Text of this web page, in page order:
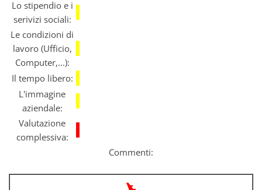
Lo stipendio e i
serivizi sociali:
Le condizioni di
lavoro (Ufficio,
Computer,...):
Il tempo libero:
L'immagine
aziendale:
Valutazione
complessiva:
Commenti: